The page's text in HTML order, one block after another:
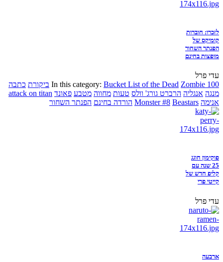
לזכרו: חוברות
קומיקס של
הפנתר השחור
מופצות בחינם
עדי פרל
In this category: Bucket List of the Dead Zombie 100 ביקורת כתבה
מנגה אנגליה הרברט גורג' וולס טעות מחווה מטבע פאונד attack on titan
אנימה
Monster #8 Beastars הורדה בחינם הפנתר השחור
פוקימון חוגג
25 שנה עם
קליפ חדש של
קייטי פרי
עדי פרל
ארבעה